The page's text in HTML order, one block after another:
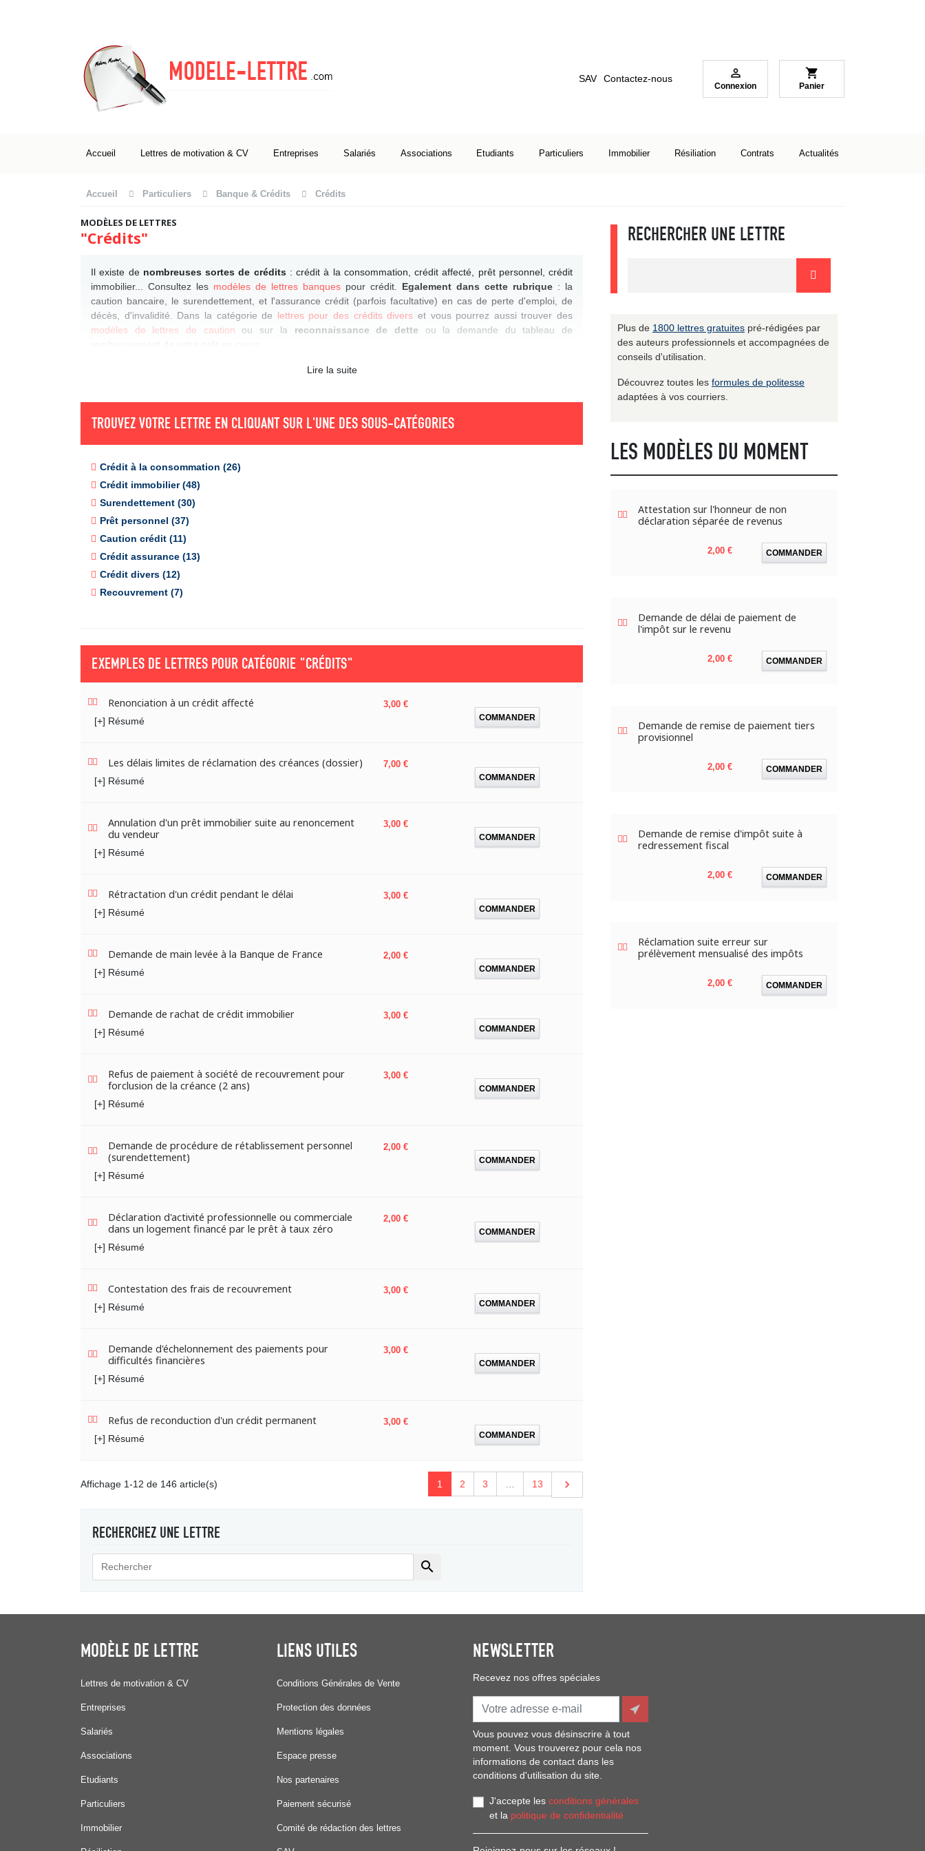
SAV Contactez-nous 
Connexion
shopping_cart
Panier
Accueil Lettres de motivation & CV Entreprises Salariés Associations Etudiants Particuliers Immobilier Résiliation Contrats Actualités
Accueil Particuliers Banque & Crédits Crédits
MODÈLES DE LETTRES
"Crédits"
Il existe de nombreuses sortes de crédits: crédit à la consommation, crédit affecté, prêt personnel, crédit
immobilier... Consultez les modèles de lettres banques pour crédit. Egalement dans cette rubrique : la
caution bancaire, le surendettement, et l'assurance crédit (parfois facultative) en cas de perte d'emploi, de
décès, d'invalidité. Dans la catégorie de lettres pour des crédits divers et vous pourrez aussi trouver des
modèles de lettres de caution ou sur la reconnaissance de dette ou la demande du tableau de
Lire la suite
TROUVEZ VOTRE LETTRE EN CLIQUANT SUR L'UNE DES SOUS-CATÉGORIES
Crédit à la consommation (26)
Crédit immobilier (48)
Surendettement (30)
Prêt personnel (37)
Caution crédit (11)
Crédit assurance (13)
Crédit divers (12)
Recouvrement (7)
EXEMPLES DE LETTRES POUR CATÉGORIE "CRÉDITS"
Renonciation à un crédit affecté
[+] Résumé
Prix
3,00 €
COMMANDER
Les délais limites de réclamation des créances (dossier)
[+] Résumé
Prix
7,00 €
COMMANDER
Annulation d'un prêt immobilier suite au renoncement
du vendeur
[+] Résumé
Prix
3,00 €
COMMANDER
Rétractation d'un crédit pendant le délai
[+] Résumé
Prix
3,00 €
COMMANDER
Demande de main levée à la Banque de France
[+] Résumé
Prix
2,00 €
COMMANDER
Demande de rachat de crédit immobilier
[+] Résumé
Prix
3,00 €
COMMANDER
Refus de paiement à société de recouvrement pour
forclusion de la créance (2 ans)
[+] Résumé
Prix
3,00 €
COMMANDER
Demande de procédure de rétablissement personnel
(surendettement)
[+] Résumé
Prix
2,00 €
COMMANDER
Déclaration d'activité professionnelle ou commerciale
dans un logement financé par le prêt à taux zéro
[+] Résumé
Prix
2,00 €
COMMANDER
Contestation des frais de recouvrement
[+] Résumé
Prix
3,00 €
COMMANDER
Demande d'échelonnement des paiements pour
difficultés financières
[+] Résumé
Prix
3,00 €
COMMANDER
Refus de reconduction d'un crédit permanent
[+] Résumé
Prix
3,00 €
COMMANDER
Affichage 1-12 de 146 article(s) 1 2 3 13 Suivant

RECHERCHEZ UNE LETTRE

RECHERCHER UNE LETTRE
Plus de 1800 lettres gratuites pré-rédigées par
des auteurs professionnels et accompagnées de
conseils d'utilisation.
Découvrez toutes les formules de politesse
adaptées à vos courriers.
LES MODÈLES DU MOMENT
Attestation sur l'honneur de non
déclaration séparée de revenus
Prix
2,00 € COMMANDER
Demande de délai de paiement de
l'impôt sur le revenu
Prix
2,00 € COMMANDER
Demande de remise de paiement tiers
provisionnel
Prix
2,00 € COMMANDER
Demande de remise d'impôt suite à
redressement fiscal
Prix
2,00 € COMMANDER
Réclamation suite erreur sur
prélèvement mensualisé des impôts
Prix
2,00 € COMMANDER
MODÈLE DE LETTRE
Lettres de motivation & CV
Entreprises
Salariés
Associations
Etudiants
Particuliers
Immobilier
LIENS UTILES
Conditions Générales de Vente
Protection des données
Mentions légales
Espace presse
Nos partenaires
Paiement sécurisé
Comité de rédaction des lettres
NEWSLETTER
Recevez nos offres spéciales
Vous pouvez vous désinscrire à tout
moment. Vous trouverez pour cela nos
informations de contact dans les
conditions d'utilisation du site.
J'accepte les conditions générales
et la politique de confidentialité